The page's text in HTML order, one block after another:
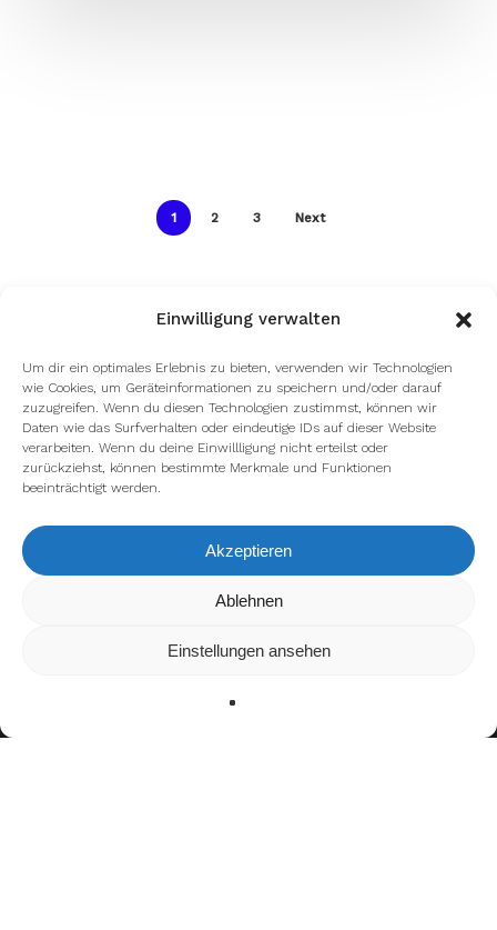
Einwilligung verwalten
Um dir ein optimales Erlebnis zu bieten, verwenden wir Technologien
wie Cookies, um Geräteinformationen zu speichern und/oder darauf
zuzugreifen. Wenn du diesen Technologien zustimmst, können wir
Daten wie das Surfverhalten oder eindeutige IDs auf dieser Website
verarbeiten. Wenn du deine Einwillligung nicht erteilst oder
zurückziehst, können bestimmte Merkmale und Funktionen
beeinträchtigt werden.
Akzeptieren
Ablehnen
Einstellungen ansehen
1 2 3 Next
Wir verwenden Cookies, um dir die bestmögliche Erfahrung auf
kannst du erfahren, welche Cookies wir
verwenden oder sie ausschalten.